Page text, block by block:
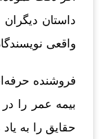
داستان
واقعی
فروشنده
بیمه عمر را در
حقایق را به